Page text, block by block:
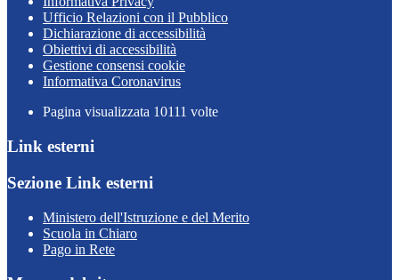
Ufficio Relazioni con il Pubblico
Dichiarazione di accessibilità
Obiettivi di accessibilità
Gestione consensi cookie
Informativa Coronavirus
Pagina visualizzata 10111 volte
Link esterni
Sezione Link esterni
Ministero dell'Istruzione e del Merito
Scuola in Chiaro
Pago in Rete